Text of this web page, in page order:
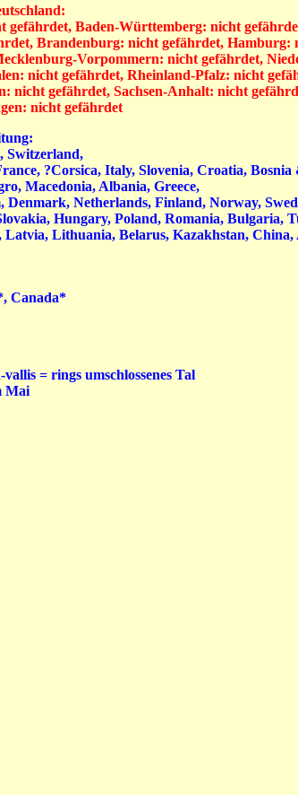
gefährdet, Baden-Württemberg: nicht
Brandenburg: nicht gefährdet, Hamburg:
Vorpommern: nicht gefährdet,
nicht gefährdet, Rheinland-Pfalz: nicht
nicht gefährdet, Sachsen-Anhalt: nicht
nicht gefährdet
Switzerland,
?Corsica, Italy, Slovenia, Croatia,
Macedonia, Albania, Greece,
Denmark, Netherlands, Finland, Norway,
Hungary, Poland, Romania, Bulgaria,
Lithuania, Belarus, Kazakhstan, China,
Canada*
= rings umschlossenes Tal
Mai